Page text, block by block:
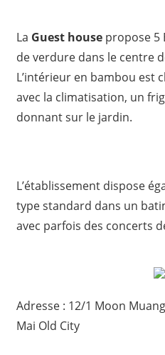
La Guest housepropose 5
de verdure dans le centre
L’intérieur en bambou est
avec la climatisation, un
donnant sur le jardin.
L’établissement dispose
type standard dans un
avec parfois des concerts
Adresse : 12/1 Moon
Mai Old City